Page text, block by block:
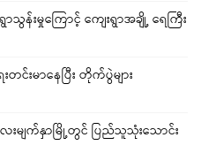
န်းမှုကြောင့် ကျေးရွာအချို့ ရေကြီး
င်းမာနေပြီး တိုက်ပွဲများ
းမျက်နှာမြို့တွင် ပြည်သူသုံးသောင်း